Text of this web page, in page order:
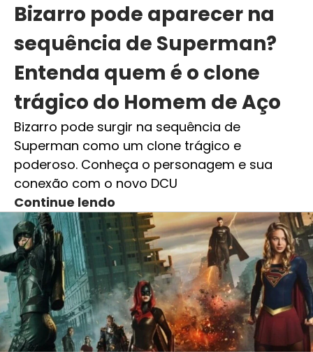
Bizarro pode aparecer na
sequência de Superman?
Entenda quem é o clone
trágico do Homem de Aço
Bizarro pode surgir na sequência de
Superman como um clone trágico e
poderoso. Conheça o personagem e sua
conexão com o novo DCU
Continue lendo